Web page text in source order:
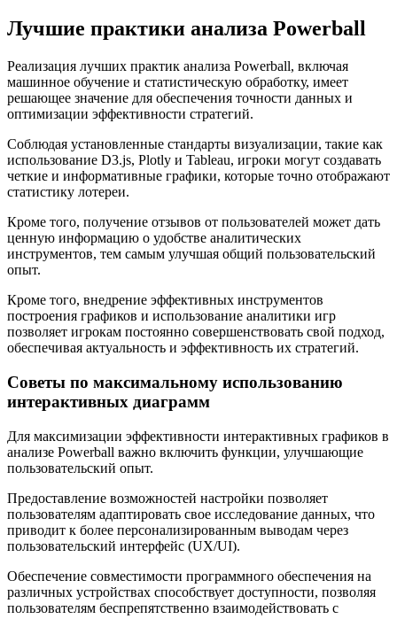
Лучшие практики анализа Powerball
Реализация лучших практик анализа Powerball, включая
машинное обучение и статистическую обработку, имеет
решающее значение для обеспечения точности данных и
оптимизации эффективности стратегий.
Соблюдая установленные стандарты визуализации, такие как
использование D3.js, Plotly и Tableau, игроки могут создавать
четкие и информативные графики, которые точно отображают
статистику лотереи.
Кроме того, получение отзывов от пользователей может дать
ценную информацию о удобстве аналитических
инструментов, тем самым улучшая общий пользовательский
опыт.
Кроме того, внедрение эффективных инструментов
построения графиков и использование аналитики игр
позволяет игрокам постоянно совершенствовать свой подход,
обеспечивая актуальность и эффективность их стратегий.
Советы по максимальному использованию
интерактивных диаграмм
Для максимизации эффективности интерактивных графиков в
анализе Powerball важно включить функции, улучшающие
пользовательский опыт.
Предоставление возможностей настройки позволяет
пользователям адаптировать свое исследование данных, что
приводит к более персонализированным выводам через
пользовательский интерфейс (UX/UI).
Обеспечение совместимости программного обеспечения на
различных устройствах способствует доступности, позволяя
пользователям беспрепятственно взаимодействовать с